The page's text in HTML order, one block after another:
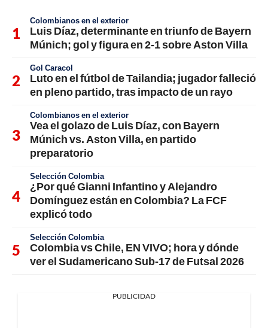
Colombianos en el exterior
Luis Díaz, determinante en triunfo de Bayern
Múnich; gol y figura en 2-1 sobre Aston Villa
Gol Caracol
Luto en el fútbol de Tailandia; jugador falleció
en pleno partido, tras impacto de un rayo
Colombianos en el exterior
Vea el golazo de Luis Díaz, con Bayern
Múnich vs. Aston Villa, en partido
preparatorio
Selección Colombia
¿Por qué Gianni Infantino y Alejandro
Domínguez están en Colombia? La FCF
explicó todo
Selección Colombia
Colombia vs Chile, EN VIVO; hora y dónde
ver el Sudamericano Sub-17 de Futsal 2026
PUBLICIDAD